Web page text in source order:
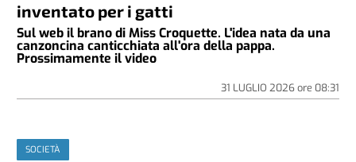
inventato per i gatti
Sul web il brano di Miss Croquette. L'idea nata da una
canzoncina canticchiata all'ora della pappa.
Prossimamente il video
31 LUGLIO 2026ore 08:31
SOCIETÀ